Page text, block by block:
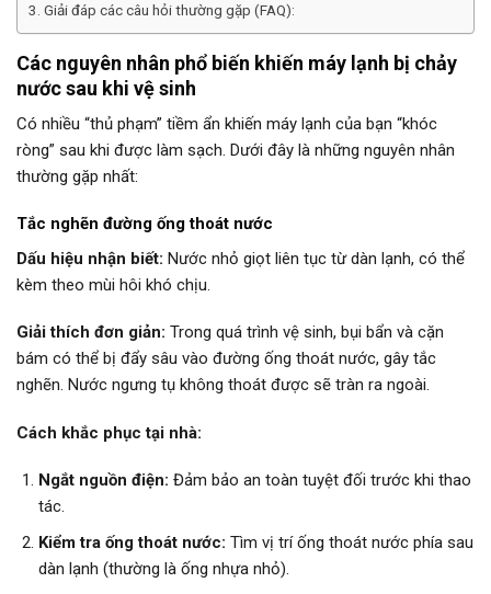
Giải đáp các câu hỏi thường gặp (FAQ):
Các nguyên nhân phổ biến khiến máy lạnh bị chảy
nước sau khi vệ sinh
Có nhiều “thủ phạm” tiềm ẩn khiến máy lạnh của bạn “khóc
ròng” sau khi được làm sạch. Dưới đây là những nguyên nhân
thường gặp nhất:
Tắc nghẽn đường ống thoát nước
Dấu hiệu nhận biết: Nước nhỏ giọt liên tục từ dàn lạnh, có thể
kèm theo mùi hôi khó chịu.
Giải thích đơn giản: Trong quá trình vệ sinh, bụi bẩn và cặn
bám có thể bị đẩy sâu vào đường ống thoát nước, gây tắc
nghẽn. Nước ngưng tụ không thoát được sẽ tràn ra ngoài.
Cách khắc phục tại nhà:
Ngắt nguồn điện: Đảm bảo an toàn tuyệt đối trước khi thao
tác.
Kiểm tra ống thoát nước: Tìm vị trí ống thoát nước phía sau
dàn lạnh (thường là ống nhựa nhỏ).